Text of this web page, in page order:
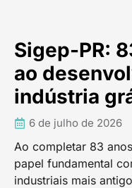
Sigep-PR:
ao
indústria
6 de julho de 2026
Ao completar 83
papel fundamental
industriais mais